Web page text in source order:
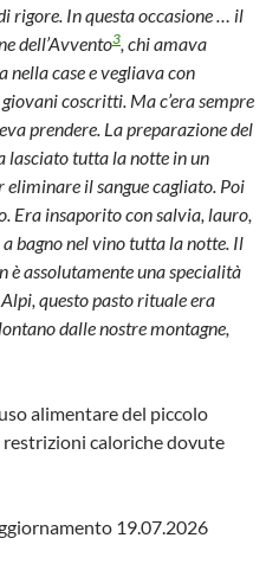
rigore. In questa occasione … il
dell’Avvento3, chi amava
case e vegliava con
coscritti. Ma c’era sempre
prendere. La preparazione del
lasciato tutta la notte in un
eliminare il sangue cagliato. Poi
Era insaporito con salvia, lauro,
bagno nel vino tutta la notte. Il
è assolutamente una specialità
questo pasto rituale era
dalle nostre montagne,
alimentare del piccolo
caloriche dovute
19.07.2026